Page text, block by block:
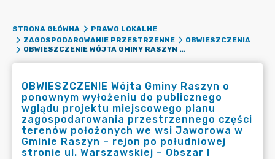
STRONA GŁÓWNA
PRAWO LOKALNE
ZAGOSPODAROWANIE PRZESTRZENNE
OBWIESZCZENIA
OBWIESZCZENIE WÓJTA GMINY RASZYN O PONOWNYM WYŁOŻENIU DO PUBLICZNEGO WGLĄDU PROJEKTU MIEJSCOWEGO PLANU ZAGOSPODAROWANIA PRZESTRZENNEGO CZĘŚCI TERENÓW POŁOŻONYCH WE WSI JAWOROWA W GMINIE RASZYN – REJON PO POŁUDNIOWEJ STRONIE UL. WARSZAWSKIEJ – OBSZAR I
OBWIESZCZENIE Wójta Gminy Raszyn o
ponownym wyłożeniu do publicznego
wglądu projektu miejscowego planu
zagospodarowania przestrzennego części
terenów położonych we wsi Jaworowa w
Gminie Raszyn – rejon po południowej
stronie ul. Warszawskiej – Obszar I